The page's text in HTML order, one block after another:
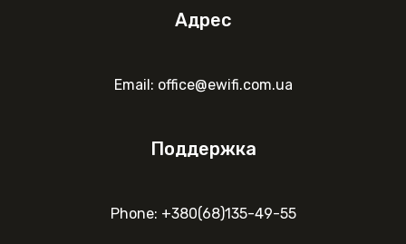
Адрес
Email: office@ewifi.com.ua
Поддержка
Phone: +380(68)135-49-55